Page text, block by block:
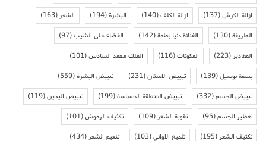
ازالة الكرش(137) ازالة الكلف(140) البشرة(194) الشعر(163)
الطريقة(130) الفنانة دنيا بطمة(142) القضاء على الشيب(97)
المقادير(223) المكونات(116) الملك محمد السادس(101)
بسمة بوسيل(139) تبييض الاسنان(231) تبييض البشرة(559)
تبييض الجسم(332) تبييض المنطقة الحساسة(199) تبييض اليدين(119)
تعطير الجسم(95) تقوية الشعر(109) تكثيف الرموش(101)
تكثيف الشعر(195) تلميع الاواني(103) تنعيم الشعر(434)